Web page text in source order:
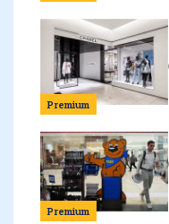
Premium
Premium